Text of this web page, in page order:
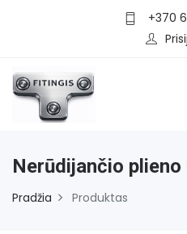
+370
Nerūdijančio
Pradžia Produktas